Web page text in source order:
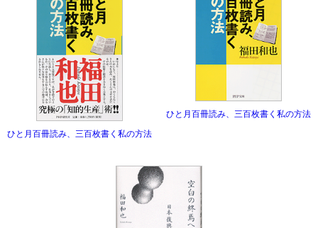
ひと月百冊読み、三百枚書く私の方法
ひと月百冊読み、三百枚書く私の方法